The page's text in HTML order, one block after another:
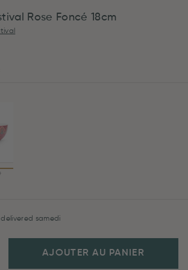
Rose Foncé 18cm
samedi
AJOUTER AU PANIER